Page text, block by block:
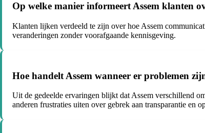
Op welke manier informeert Assem klanten
Klanten lijken verdeeld te zijn over hoe Assem
veranderingen zonder voorafgaande kennisgeving.
Hoe handelt Assem wanneer er problemen
Uit de gedeelde ervaringen blijkt dat Assem verschillend
anderen frustraties uiten over gebrek aan transparantie en